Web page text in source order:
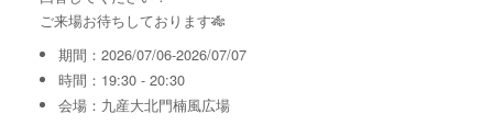
ご来場お待ちしております🎋
期間：2026/07/06-2026/07/07
時間：19:30 - 20:30
会場：九産大北門楠風広場